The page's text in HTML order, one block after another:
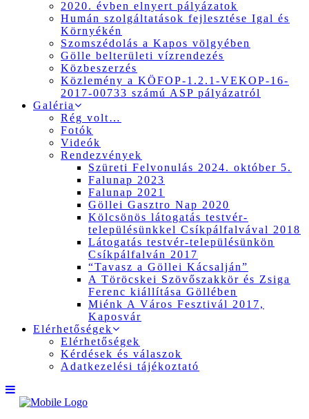
2020. évben elnyert pályázatok
Humán szolgáltatások fejlesztése Igal és
Környékén
Szomszédolás a Kapos völgyében
Gölle belterületi vízrendezés
Közbeszerzés
Közlemény a KÖFOP-1.2.1-VEKOP-16-
2017-00733 számú ASP pályázatról
Galéria
Rég volt…
Fotók
Videók
Rendezvények
Szüreti Felvonulás 2024. október 5.
Falunap 2023
Falunap 2021
Göllei Gasztro Nap 2020
Kölcsönös látogatás testvér-
településünkkel Csíkpálfalvával 2018
Látogatás testvér-településünkön
Csíkpálfalván 2017
“Tavasz a Göllei Kácsalján”
A Töröcskei Szövőszakkör és Zsiga
Ferenc kiállítása Göllében
Miénk A Város Fesztivál 2017,
Kaposvár
Elérhetőségek
Elérhetőségek
Kérdések és válaszok
Adatkezelési tájékoztató